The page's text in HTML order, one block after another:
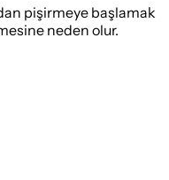
pişirmeye başlamak
neden olur.